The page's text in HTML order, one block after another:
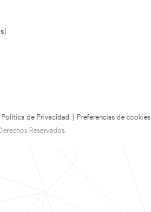
Política de Privacidad
Preferencias de cookies
Reservados.